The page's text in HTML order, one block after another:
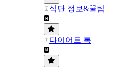
식단 정보&꿀팁
다이어트 톡